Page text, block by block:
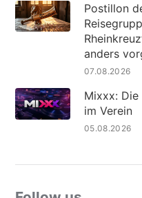
Postillon
anders
07.08.2026
Mixxx:
im Verein
05.08.2026